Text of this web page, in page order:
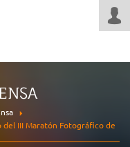
del III Maratón Fotográfico de